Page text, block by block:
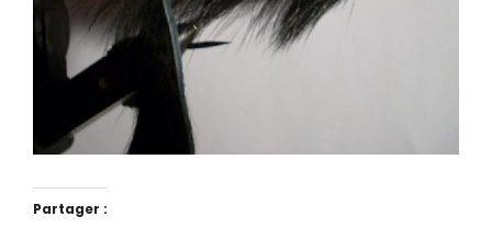
Partager :